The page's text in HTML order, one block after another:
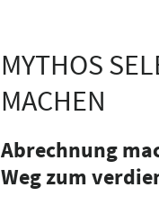
MYTHOS
MACHEN
Abrechnung
Weg zum